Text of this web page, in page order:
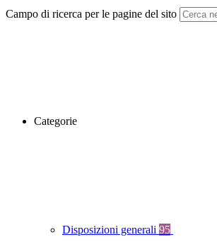
Campo di ricerca per le pagine del sito
Categorie
Disposizioni generali 95